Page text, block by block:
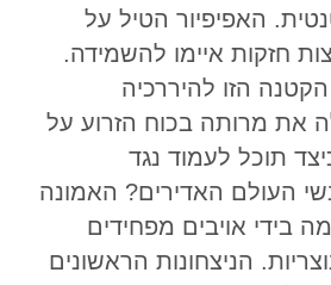
האפיפיור הטיל על
חזקות איימו להשמידה.
הזו להיררכיה
את מרותה בכוח הזרוע על
תוכל לעמוד נגד
העולם האדירים? האמונה
בידי אויבים מפחידים
הניצחונות הראשונים